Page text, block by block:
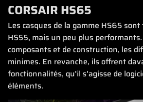
CORSAIR HS65
Les casques de la gamme HS65
HS55, mais un peu plus
composants et de construction, les
minimes. En revanche, ils offrent
fonctionnalités, qu'il s'agisse de
éléments.